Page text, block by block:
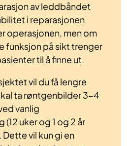
av leddbåndet
i reparasjonen
operasjonen, men om
funksjon på sikt trenger
til å finne ut.
vil du få lengre
ta røntgenbilder 3-4
vanlig
uker og 1 og 2 år
vil kun gi en